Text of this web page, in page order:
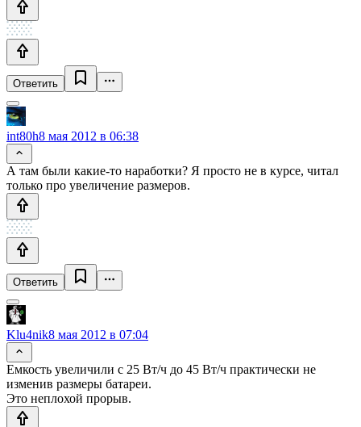
Ответить
int80h8 мая 2012 в 06:38
А там были какие-то наработки? Я просто не в курсе, читал
только про увеличение размеров.
Ответить
Klu4nik8 мая 2012 в 07:04
Емкость увеличили с 25 Вт/ч до 45 Вт/ч практически не
изменив размеры батареи.
Это неплохой прорыв.